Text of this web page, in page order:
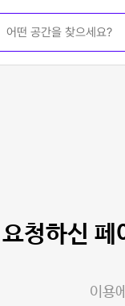
요청하신 페
이용